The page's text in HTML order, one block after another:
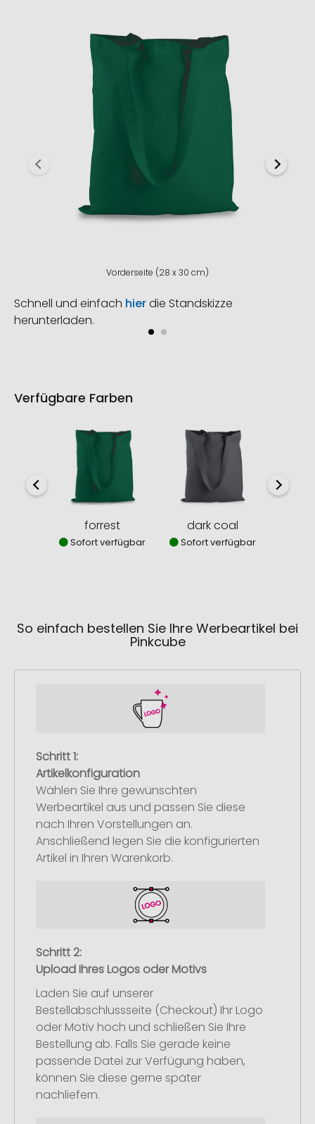
Vorderseite (28 x 30 cm)
Schnell und einfach hierdie Standskizze
herunterladen.
Verfügbare Farben
forrest
Sofort verfügbar
dark coal
Sofort verfügbar
So einfach bestellen Sie Ihre Werbeartikel bei
Pinkcube
Schritt 1:
Artikelkonfiguration
Wählen Sie Ihre gewünschten
Werbeartikel aus und passen Sie diese
nach Ihren Vorstellungen an.
Anschließend legen Sie die konfigurierten
Artikel in Ihren Warenkorb.
Schritt 2:
Upload Ihres Logos oder Motivs
Laden Sie auf unserer
Bestellabschlussseite (Checkout) Ihr Logo
oder Motiv hoch und schließen Sie Ihre
Bestellung ab. Falls Sie gerade keine
passende Datei zur Verfügung haben,
können Sie diese gerne später
nachliefern.